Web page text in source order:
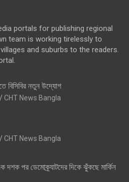
portals for publishing regional
team is working tirelessly to
and suburbs to the readers.
বিসিবির নতুন উদ্যোগ
CHT News Bangla
CHT News Bangla
দশক পর ডেমোক্র্যাটদের দিকে ঝুঁকছে মার্কিন